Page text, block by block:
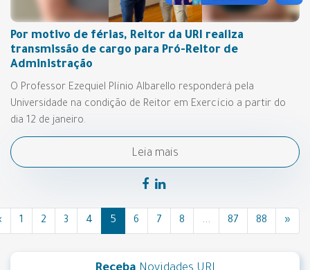
Por motivo de férias, Reitor da URI realiza
transmissão de cargo para Pró-Reitor de
Administração
O Professor Ezequiel Plínio Albarello responderá pela
Universidade na condição de Reitor em Exercício a partir do
dia 12 de janeiro.
Leia mais
1 2 3 4 5 6 7 8 ... 87 88 »